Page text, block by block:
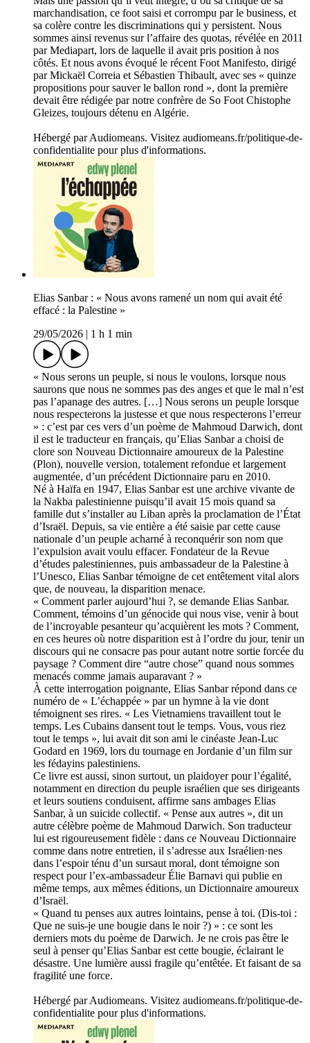
marchandisation, ce foot saisi et corrompu par le business, et
sa colère contre les discriminations qui y persistent. Nous
sommes ainsi revenus sur l’affaire des quotas, révélée en 2011
par Mediapart, lors de laquelle il avait pris position à nos
côtés. Et nous avons évoqué le récent Foot Manifesto, dirigé
par Mickaël Correia et Sébastien Thibault, avec ses « quinze
propositions pour sauver le ballon rond », dont la première
devait être rédigée par notre confrère de So Foot Chistophe
Gleizes, toujours détenu en Algérie.
Hébergé par Audiomeans. Visitez audiomeans.fr/politique-de-
confidentialite pour plus d'informations.
Elias Sanbar : « Nous avons ramené un nom qui avait été
effacé : la Palestine »
29/05/2026
1 h 1 min
« Nous serons un peuple, si nous le voulons, lorsque nous
saurons que nous ne sommes pas des anges et que le mal n’est
pas l’apanage des autres. […] Nous serons un peuple lorsque
nous respecterons la justesse et que nous respecterons l’erreur
» : c’est par ces vers d’un poème de Mahmoud Darwich, dont
il est le traducteur en français, qu’Elias Sanbar a choisi de
clore son Nouveau Dictionnaire amoureux de la Palestine
(Plon), nouvelle version, totalement refondue et largement
augmentée, d’un précédent Dictionnaire paru en 2010.
Né à Haïfa en 1947, Elias Sanbar est une archive vivante de
la Nakba palestinienne puisqu’il avait 15 mois quand sa
famille dut s’installer au Liban après la proclamation de l’État
d’Israël. Depuis, sa vie entière a été saisie par cette cause
nationale d’un peuple acharné à reconquérir son nom que
l’expulsion avait voulu effacer. Fondateur de la Revue
d’études palestiniennes, puis ambassadeur de la Palestine à
l’Unesco, Elias Sanbar témoigne de cet entêtement vital alors
que, de nouveau, la disparition menace.
« Comment parler aujourd’hui ?, se demande Elias Sanbar.
Comment, témoins d’un génocide qui nous vise, venir à bout
de l’incroyable pesanteur qu’acquièrent les mots ? Comment,
en ces heures où notre disparition est à l’ordre du jour, tenir un
discours qui ne consacre pas pour autant notre sortie forcée du
paysage ? Comment dire “autre chose” quand nous sommes
menacés comme jamais auparavant ? »
À cette interrogation poignante, Elias Sanbar répond dans ce
numéro de « L’échappée » par un hymne à la vie dont
témoignent ses rires. « Les Vietnamiens travaillent tout le
temps. Les Cubains dansent tout le temps. Vous, vous riez
tout le temps », lui avait dit son ami le cinéaste Jean-Luc
Godard en 1969, lors du tournage en Jordanie d’un film sur
les fédayins palestiniens.
Ce livre est aussi, sinon surtout, un plaidoyer pour l’égalité,
notamment en direction du peuple israélien que ses dirigeants
et leurs soutiens conduisent, affirme sans ambages Elias
Sanbar, à un suicide collectif. « Pense aux autres », dit un
autre célèbre poème de Mahmoud Darwich. Son traducteur
lui est rigoureusement fidèle : dans ce Nouveau Dictionnaire
comme dans notre entretien, il s’adresse aux Israélien·nes
dans l’espoir ténu d’un sursaut moral, dont témoigne son
respect pour l’ex-ambassadeur Élie Barnavi qui publie en
même temps, aux mêmes éditions, un Dictionnaire amoureux
d’Israël.
« Quand tu penses aux autres lointains, pense à toi. (Dis-toi :
Que ne suis-je une bougie dans le noir ?) » : ce sont les
derniers mots du poème de Darwich. Je ne crois pas être le
seul à penser qu’Elias Sanbar est cette bougie, éclairant le
désastre. Une lumière aussi fragile qu’entêtée. Et faisant de sa
fragilité une force.
Hébergé par Audiomeans. Visitez audiomeans.fr/politique-de-
confidentialite pour plus d'informations.